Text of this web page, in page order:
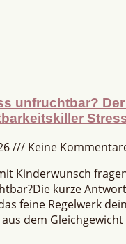
unfruchtbar?
Keine
Kinderwunsch
kurze
feine Regelwerk
dem